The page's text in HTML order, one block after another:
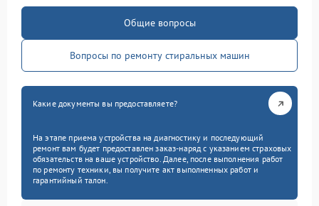
Общие вопросы
Вопросы по ремонту стиральных машин
Какие документы вы предоставляете?
На этапе приема устройства на диагностику и последующий
ремонт вам будет предоставлен заказ-наряд с указанием страховых
обязательств на ваше устройство. Далее, после выполнения работ
по ремонту техники, вы получите акт выполненных работ и
гарантийный талон.